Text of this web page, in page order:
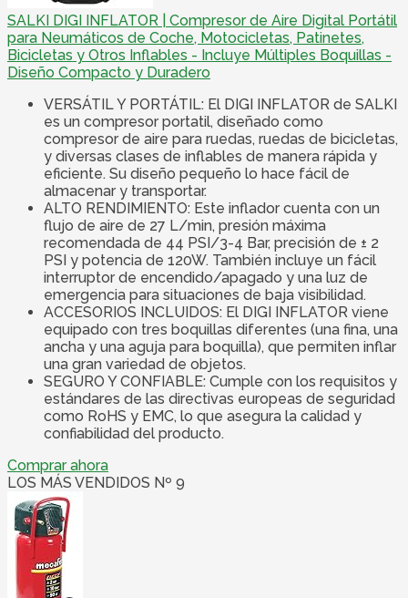
SALKI DIGI INFLATOR | Compresor de Aire Digital Portátil
para Neumáticos de Coche, Motocicletas, Patinetes,
Bicicletas y Otros Inflables - Incluye Múltiples Boquillas -
Diseño Compacto y Duradero
VERSÁTIL Y PORTÁTIL: El DIGI INFLATOR de SALKI
es un compresor portatil, diseñado como
compresor de aire para ruedas, ruedas de bicicletas,
y diversas clases de inflables de manera rápida y
eficiente. Su diseño pequeño lo hace fácil de
almacenar y transportar.
ALTO RENDIMIENTO: Este inflador cuenta con un
flujo de aire de 27 L/min, presión máxima
recomendada de 44 PSI/3-4 Bar, precisión de ± 2
PSI y potencia de 120W. También incluye un fácil
interruptor de encendido/apagado y una luz de
emergencia para situaciones de baja visibilidad.
ACCESORIOS INCLUIDOS: El DIGI INFLATOR viene
equipado con tres boquillas diferentes (una fina, una
ancha y una aguja para boquilla), que permiten inflar
una gran variedad de objetos.
SEGURO Y CONFIABLE: Cumple con los requisitos y
estándares de las directivas europeas de seguridad
como RoHS y EMC, lo que asegura la calidad y
confiabilidad del producto.
Comprar ahora
LOS MÁS VENDIDOS Nº 9